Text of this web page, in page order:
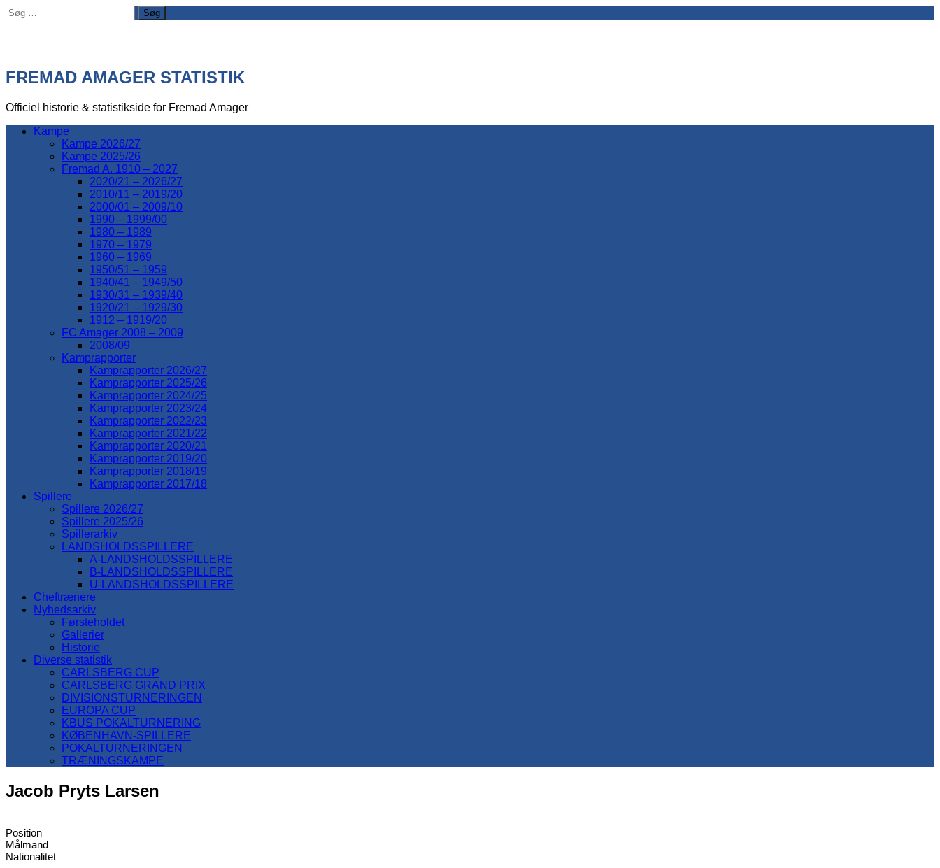
Søg
efter:
FREMAD AMAGER STATISTIK
Officiel historie & statistikside for Fremad Amager
Kampe
Kampe 2026/27
Kampe 2025/26
Fremad A. 1910 – 2027
2020/21 – 2026/27
2010/11 – 2019/20
2000/01 – 2009/10
1990 – 1999/00
1980 – 1989
1970 – 1979
1960 – 1969
1950/51 – 1959
1940/41 – 1949/50
1930/31 – 1939/40
1920/21 – 1929/30
1912 – 1919/20
FC Amager 2008 – 2009
2008/09
Kamprapporter
Kamprapporter 2026/27
Kamprapporter 2025/26
Kamprapporter 2024/25
Kamprapporter 2023/24
Kamprapporter 2022/23
Kamprapporter 2021/22
Kamprapporter 2020/21
Kamprapporter 2019/20
Kamprapporter 2018/19
Kamprapporter 2017/18
Spillere
Spillere 2026/27
Spillere 2025/26
Spillerarkiv
LANDSHOLDSSPILLERE
A-LANDSHOLDSSPILLERE
B-LANDSHOLDSSPILLERE
U-LANDSHOLDSSPILLERE
Cheftrænere
Nyhedsarkiv
Førsteholdet
Gallerier
Historie
Diverse statistik
CARLSBERG CUP
CARLSBERG GRAND PRIX
DIVISIONSTURNERINGEN
EUROPA CUP
KBUS POKALTURNERING
KØBENHAVN-SPILLERE
POKALTURNERINGEN
TRÆNINGSKAMPE
Jacob Pryts Larsen
Position
Målmand
Nationalitet